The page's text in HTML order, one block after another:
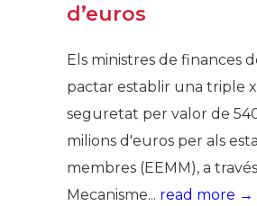
d’euros
Els ministres de finances
pactar establir una triple
seguretat per valor de
milions d'euros per als
membres (EEMM), a
Mecanisme... read more →